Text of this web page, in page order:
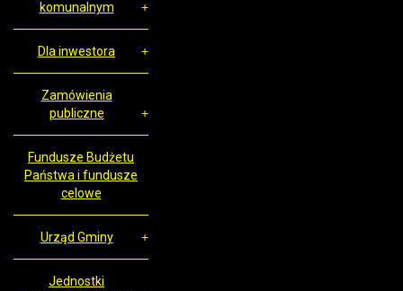
komunalnym
Dla inwestora
Zamówienia
publiczne
Fundusze Budżetu
Państwa i fundusze
celowe
Urząd Gminy
Jednostki